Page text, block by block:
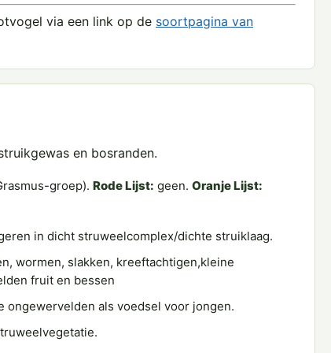
via een link op de soortpagina van
en bosranden.
groep). Rode Lijst: geen. Oranje Lijst:
in dicht struweelcomplex/dichte struiklaag.
wormen, slakken, kreeftachtigen,kleine
fruit en bessen
ongewervelden als voedsel voor jongen.